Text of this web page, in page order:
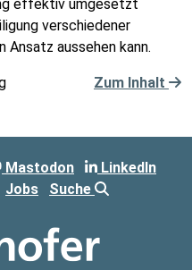
effektiv umgesetzt
verschiedener
aussehen kann.
Zum Inhalt
Mastodon
LinkedIn
Jobs Suche